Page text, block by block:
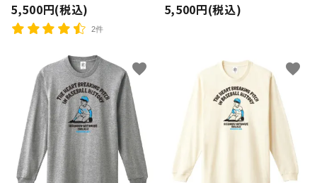
5,500円(税込)
2件
5,500円(税込)
favorite favorite